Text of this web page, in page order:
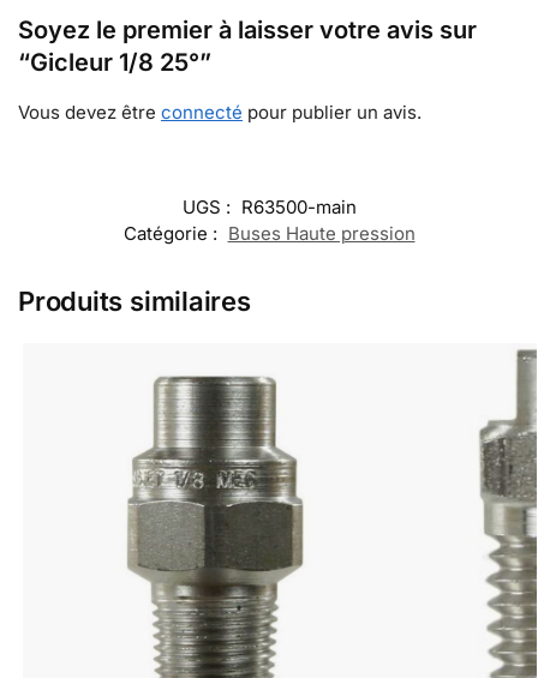
Soyez le premier à laisser votre avis sur
“Gicleur 1/8 25°”
Vous devez être connecté pour publier un avis.
UGS : R63500-main
Catégorie : Buses Haute pression
Produits similaires